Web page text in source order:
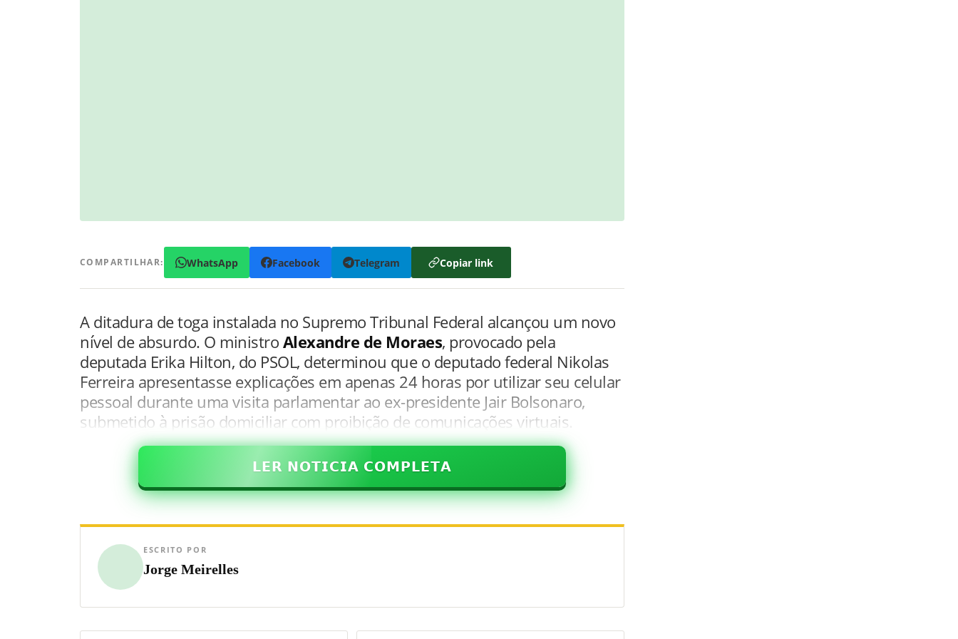
COMPARTILHAR: WhatsApp Facebook Telegram Copiar link
A ditadura de toga instalada no Supremo Tribunal Federal alcançou um novo
nível de absurdo. O ministro Alexandre de Moraes, provocado pela
deputada Erika Hilton, do PSOL, determinou que o deputado federal Nikolas
Ferreira apresentasse explicações em apenas 24 horas por utilizar seu celular
pessoal durante uma visita parlamentar ao ex-presidente Jair Bolsonaro,
submetido à prisão domiciliar com proibição de comunicações virtuais.
𝗟𝗘𝗥 𝗡𝗢𝗧𝗜𝗖𝗜𝗔 𝗖𝗢𝗠𝗣𝗟𝗘𝗧𝗔
ESCRITO POR
Jorge Meirelles